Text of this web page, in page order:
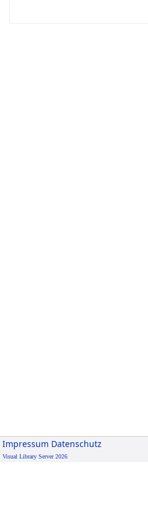
Impressum Datenschutz
Visual Library Server 2026